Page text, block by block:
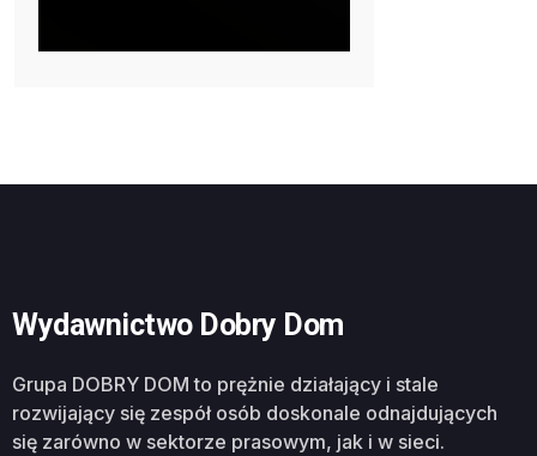
Wydawnictwo Dobry Dom
Grupa DOBRY DOM to prężnie działający i stale
rozwijający się zespół osób doskonale odnajdujących
się zarówno w sektorze prasowym, jak i w sieci.